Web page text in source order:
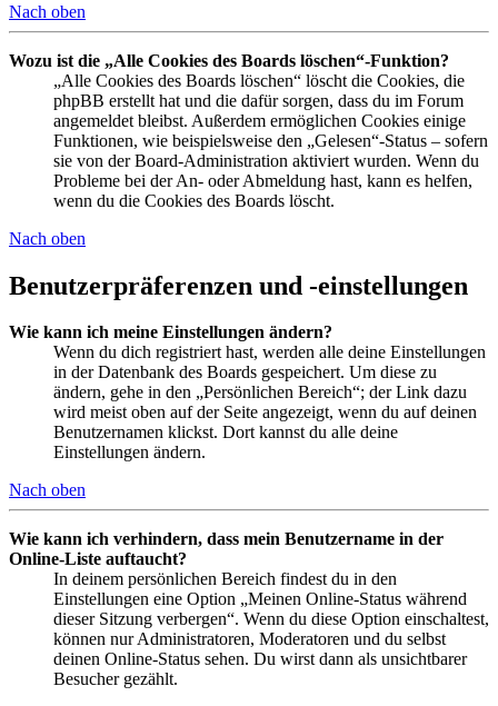
Nach oben
Wozu ist die „Alle Cookies des Boards löschen“-Funktion?
„Alle Cookies des Boards löschen“ löscht die Cookies, die
phpBB erstellt hat und die dafür sorgen, dass du im Forum
angemeldet bleibst. Außerdem ermöglichen Cookies einige
Funktionen, wie beispielsweise den „Gelesen“-Status – sofern
sie von der Board-Administration aktiviert wurden. Wenn du
Probleme bei der An- oder Abmeldung hast, kann es helfen,
wenn du die Cookies des Boards löscht.
Nach oben
Benutzerpräferenzen und -einstellungen
Wie kann ich meine Einstellungen ändern?
Wenn du dich registriert hast, werden alle deine Einstellungen
in der Datenbank des Boards gespeichert. Um diese zu
ändern, gehe in den „Persönlichen Bereich“; der Link dazu
wird meist oben auf der Seite angezeigt, wenn du auf deinen
Benutzernamen klickst. Dort kannst du alle deine
Einstellungen ändern.
Nach oben
Wie kann ich verhindern, dass mein Benutzername in der
Online-Liste auftaucht?
In deinem persönlichen Bereich findest du in den
Einstellungen eine Option „Meinen Online-Status während
dieser Sitzung verbergen“. Wenn du diese Option einschaltest,
können nur Administratoren, Moderatoren und du selbst
deinen Online-Status sehen. Du wirst dann als unsichtbarer
Besucher gezählt.